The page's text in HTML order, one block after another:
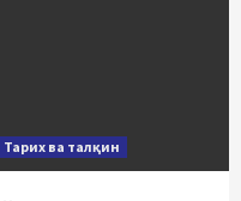
Тарих ва талқин